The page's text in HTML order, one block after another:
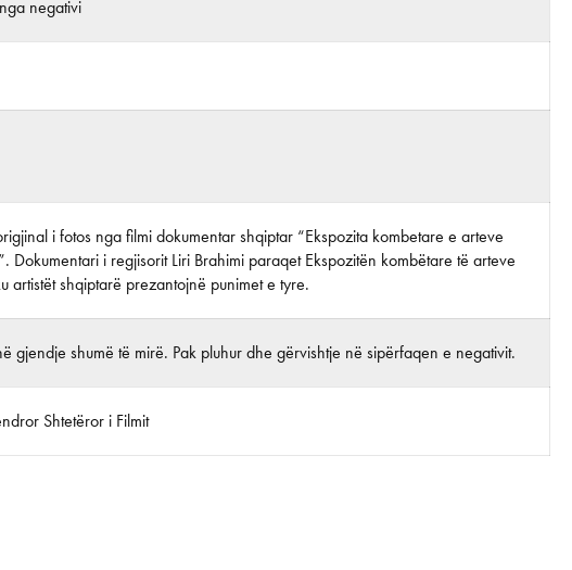
negativi
i fotos nga filmi dokumentar shqiptar “Ekspozita kombetare e arteve
Dokumentari i regjisorit Liri Brahimi paraqet Ekspozitën kombëtare të arteve
artistët shqiptarë prezantojnë punimet e tyre.
gjendje shumë të mirë. Pak pluhur dhe gërvishtje në sipërfaqen e negativit.
Shtetëror i Filmit